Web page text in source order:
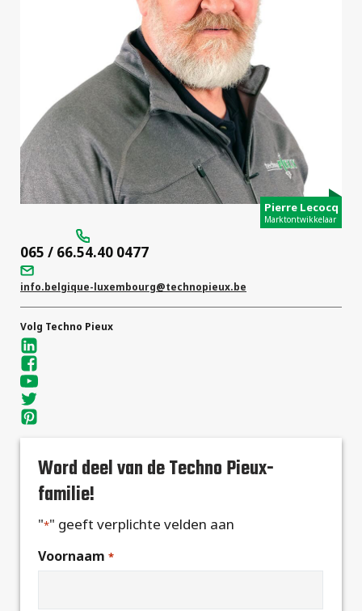
Pierre Lecocq
Marktontwikkelaar
065 / 66.54.40 0477
info.belgique-luxembourg@technopieux.be
Volg Techno Pieux
Word deel van de Techno Pieux-
familie!
"*" geeft verplichte velden aan
Voornaam *